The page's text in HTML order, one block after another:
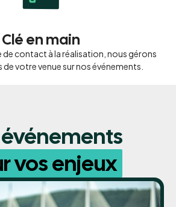
Cléenmain
de contact à la réalisation, nous gérons
votre venue sur nos événements.
vos enjeux